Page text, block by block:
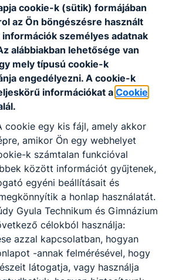
hatása a környezetre a turisz
verseny általános
cookie-k (sütik) formájában
az Ön böngészésre használt
személyes adatnak
alábbiakban lehetősége van
mely típusú cookie-k
engedélyezni. A cookie-k
információkat aCookie
cookie egy kis fájl, amely akkor
amikor Ön egy webhelyet
k számtalan funkcióval
között információt gyűjtenek,
egyéni beállításait és
a honlap használatát.
Gyula Technikum és Gimnázium
célokból használja:
azzal kapcsolatban, hogyan
-annak felmérésével, hogy
látogatja, vagy használja